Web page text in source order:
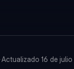
·Actualizado 16 de